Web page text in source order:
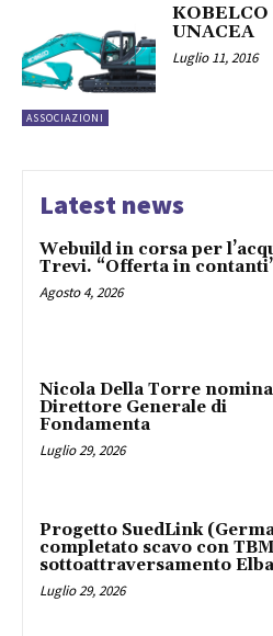
ASSOCIAZIONI
UNACEA
Luglio 11, 2016
Latest news
Webuild in corsa per
Trevi. “Offerta in
Agosto 4, 2026
Nicola Della Torre
Direttore Generale di
Fondamenta
Luglio 29, 2026
Progetto SuedLink
completato scavo con
sottoattraversamento Elba
Luglio 29, 2026